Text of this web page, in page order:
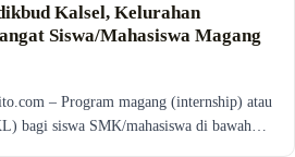
Kalsel, Kelurahan
Siswa/Mahasiswa Magang
– Program magang (internship) atau
bagi siswa SMK/mahasiswa di bawah…